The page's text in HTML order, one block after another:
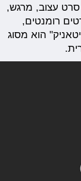
1997 ועד היום. סרט עצוב, מרגש,
רומנטים,
הוא מסוג